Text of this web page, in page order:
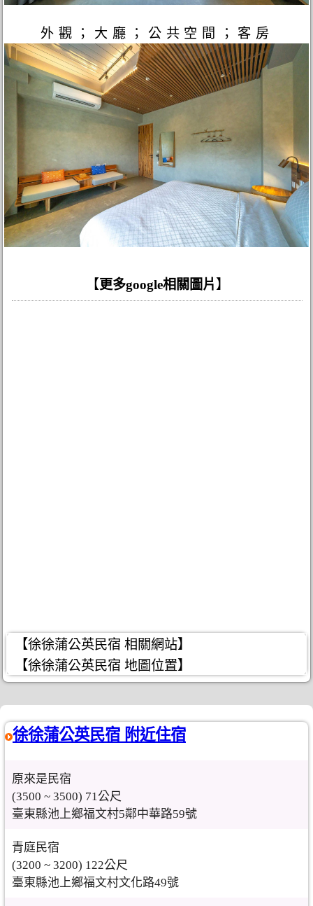
外觀；大廳；公共空間；客房
【 更多google相關圖片 】
【徐徐蒲公英民宿 相關網站】
【徐徐蒲公英民宿 地圖位置】
徐徐蒲公英民宿 附近住宿
原來是民宿
(3500 ~ 3500) 71公尺
臺東縣池上鄉福文村5鄰中華路59號
青庭民宿
(3200 ~ 3200) 122公尺
臺東縣池上鄉福文村文化路49號